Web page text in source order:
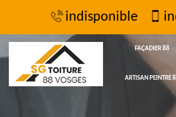
indisponible
FAÇADIER 88
ARTISAN PEINTRE